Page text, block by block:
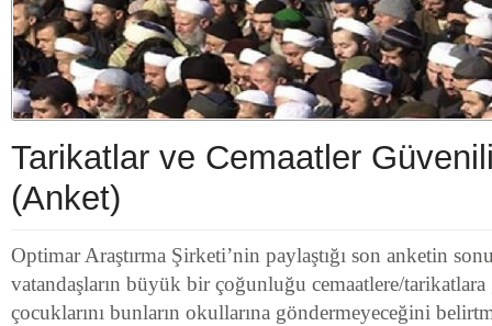
Tarikatlar ve Cemaatler
(Anket)
Optimar Araştırma Şirketi’nin paylaştığı son anketin
vatandaşların büyük bir çoğunluğu cemaatlere/
çocuklarını bunların okullarına göndermeyeceğini